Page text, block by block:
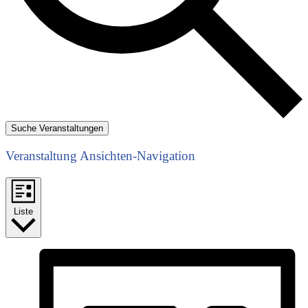
Suche Veranstaltungen
Veranstaltung Ansichten-Navigation
Liste